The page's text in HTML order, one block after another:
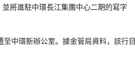
將進駐中環長江集團中心二期的寫字
中環新辦公室。據金管局資料，該行目